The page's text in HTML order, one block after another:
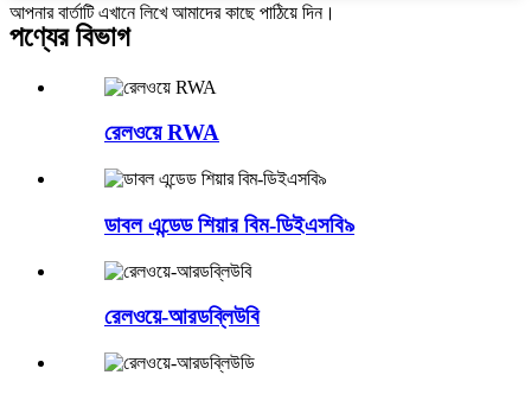
আপনার বার্তাটি এখানে লিখে আমাদের কাছে পাঠিয়ে দিন।
পণ্যের বিভাগ
রেলওয়ে RWA
ডাবল এন্ডেড শিয়ার বিম-ডিইএসবি৯
রেলওয়ে-আরডব্লিউবি